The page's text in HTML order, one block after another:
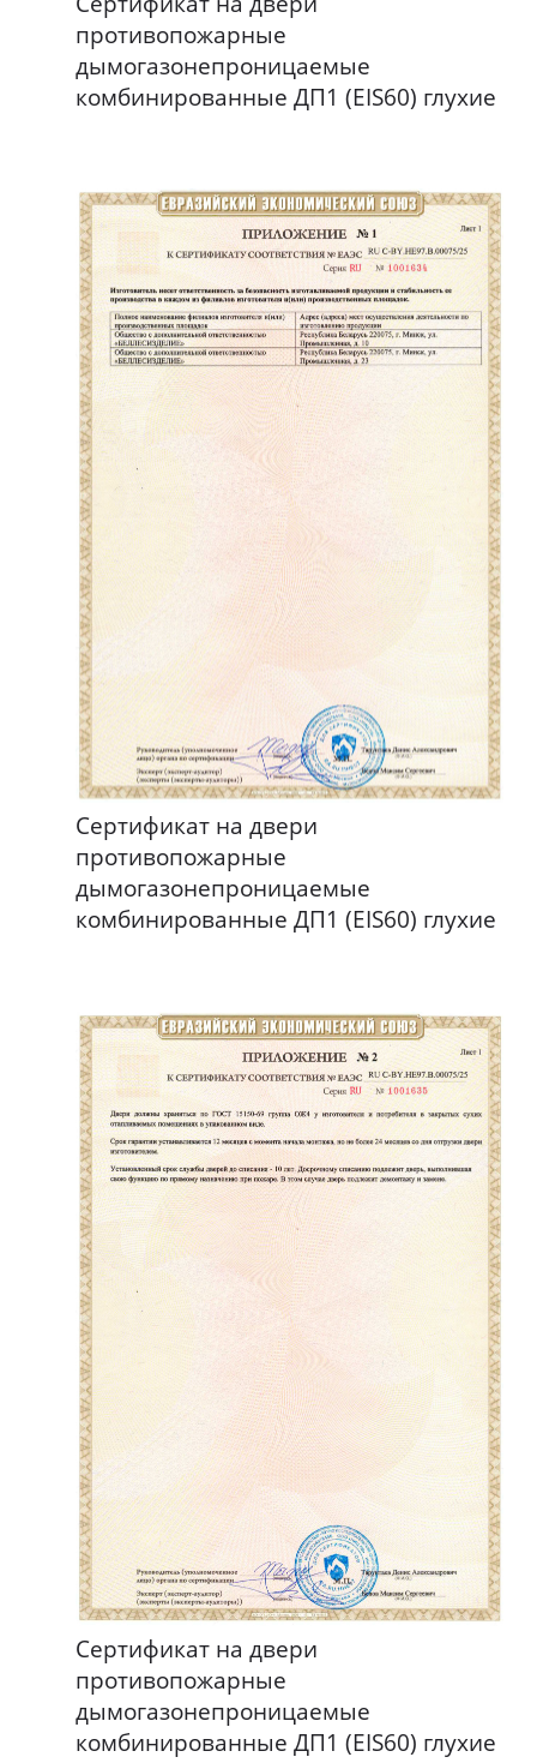
противопожарные
дымогазонепроницаемые
комбинированные ДП1 (EIS60) глухие
Сертификат на двери
противопожарные
дымогазонепроницаемые
комбинированные ДП1 (EIS60) глухие
Сертификат на двери
противопожарные
дымогазонепроницаемые
комбинированные ДП1 (EIS60) глухие